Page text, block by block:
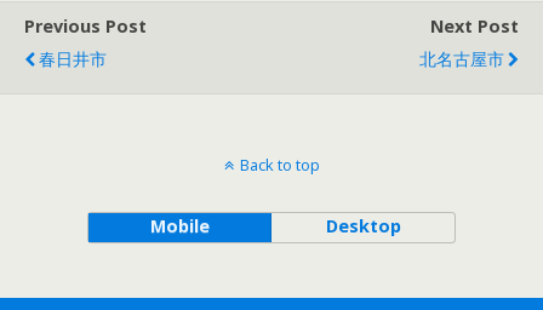
Previous Post
春日井市
Next Post
北名古屋市
Back to top
Mobile Desktop